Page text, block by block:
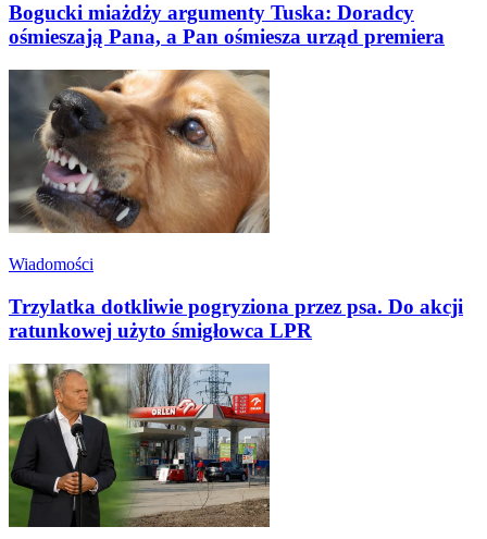
Bogucki miażdży argumenty Tuska: Doradcy
ośmieszają Pana, a Pan ośmiesza urząd premiera
Wiadomości
Trzylatka dotkliwie pogryziona przez psa. Do akcji
ratunkowej użyto śmigłowca LPR